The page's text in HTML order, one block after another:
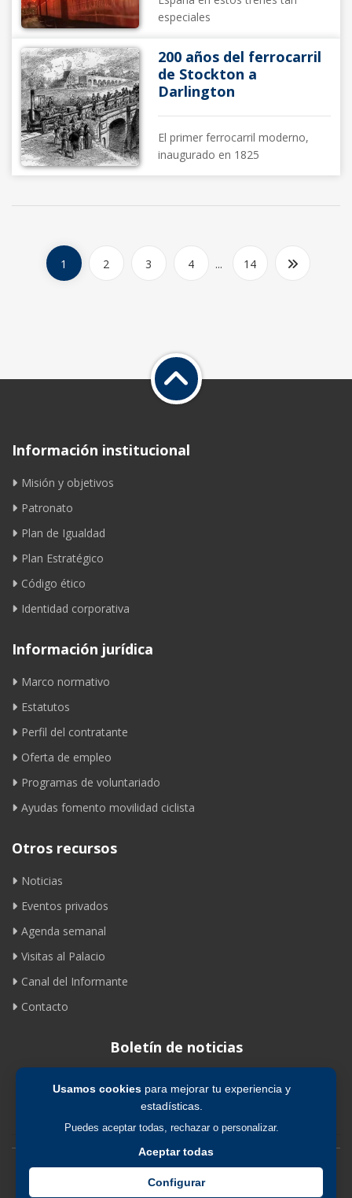
Usamos cookiespara mejorar tu experiencia y
estadísticas.
Puedes aceptar todas, rechazar o personalizar.
Aceptar todas
Configurar
especiales
200 años del ferrocarril
de Stockton a
Darlington
El primer ferrocarril moderno,
inaugurado en 1825
1 2 3 4 ... 14
Información institucional
Misión y objetivos
Patronato
Plan de Igualdad
Plan Estratégico
Código ético
Identidad corporativa
Información jurídica
Marco normativo
Estatutos
Perfil del contratante
Oferta de empleo
Programas de voluntariado
Ayudas fomento movilidad ciclista
Otros recursos
Noticias
Eventos privados
Agenda semanal
Visitas al Palacio
Canal del Informante
Contacto
Boletín de noticias
Suscribirse
Avíso legal | Política de privacidad | Política de cookies